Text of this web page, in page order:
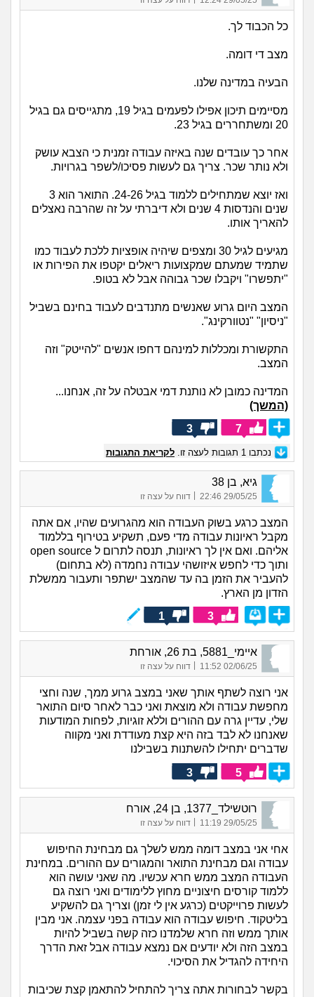
כל הכבוד לך.
מצב די דומה.
הבעיה במדינה שלנו.
מסיימים תיכון אפילו לפעמים בגיל 19, מתגייסים גם בגיל
20 ומשתחררים בגיל 23.
אחר כך עובדים שנה באיזה עבודה זמנית כי הצבא עושק
ולא נותר שכר. צריך גם לעשות פסיכו/לשפר בגרויות.
ואז יוצא שמתחילים ללמוד בגיל 24-26. התואר הוא 3
שנים והנדסות 4 שנים ולא דיברתי על זה שהרבה נאצלים
להאריך אותו.
מגיעים לגיל 30 ומצפים שיהיה אופציות ללכת לעבוד כמו
שתמיד שמעתם שמקצועות ריאלים יקטפו את הפירות או
"יתפשרו" ויקבלו שכר גבוהה אבל לא בטופ.
המצב היום גרוע שאנשים מתנדבים לעבוד בחינם בשביל
"ניסיון" "נטוורקינג".
התקשורת ומכללות למינהם דחפו אנשים "להייטק" וזה
המצב.
המדינה כמובן לא נותנת דמי אבטלה על זה, אנחנו...
(המשך)
7
3
נכתבו 1 תגובות לעצה זו. לקריאת התגובות
גיא, בן 38
29/05/25 22:46 דווח על עצה זו
המצב כרגע בשוק העבודה הוא מהגרועים שהיו, אם אתה
מקבל ראיונות עבודה מדי פעם, תשקיע בטירוף בללמוד
אליהם. ואם אין לך ראיונות, תנסה לתרום ל open source
ותוך כדי לחפש איזושהי עבודה נחמדה (לא בתחום)
להעביר את הזמן בה עד שהמצב ישתפר ותעבור ממשלת
הזדון מן הארץ.
3
1
איימי_5881, בת 26, אורחת
02/06/25 11:52 דווח על עצה זו
אני רוצה לשתף אותך שאני במצב גרוע ממך, שנה וחצי
מחפשת עבודה ולא מוצאת ואני כבר לאחר סיום התואר
שלי, עדיין גרה עם ההורים וללא זוגיות, לפחות המודעות
שאנחנו לא לבד בזה היא קצת מעודדת ואני מקווה
שדברים יתחילו להשתנות בשבילנו
5
3
רוטשילד_1377, בן 24, אורח
29/05/25 11:19
| דווח על עצה זו
אחי אני במצב דומה ממש לשלך גם מבחינת החיפוש
עבודה וגם מבחינת התואר והמגורים עם ההורים. במחינת
העבודה המצב ממש חרא עכשיו. מה שאני עושה הוא
ללמוד קורסים חיצוניים מחוץ ללימודים ואני רוצה גם
לעשות פרוייקטים (כרגע אין לי זמן) וצריך גם להשקיע
בליטקוד. חיפוש עבודה הוא עבודה בפני עצמה. אני מבין
אותך ממש וזה חרא שלמדנו כזה קשה בשביל להיות
במצב הזה ולא יודעים אם נמצא עבודה אבל זאת הדרך
היחידה להגדיל את הסיכוי.
בקשר לבחורות אתה צריך להתחיל להתאמן קצת שכיבות